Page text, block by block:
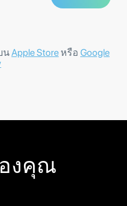
นApple Store หรือ Google
งคุณ